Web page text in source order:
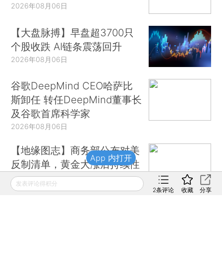
2026年08月06日
【大盘脉搏】早盘超3700只
个股收跌 AI链条震荡回升
2026年08月06日
谷歌DeepMind CEO哈萨比
斯卸任 转任DeepMind董事长
及谷歌首席科学家
2026年08月06日
【地缘图志】商务部公布对美
反制清单，黄金大涨后持续性
如何
2026年08月06日
发表评论得积分
2条评论 收藏 分享
App 内打开